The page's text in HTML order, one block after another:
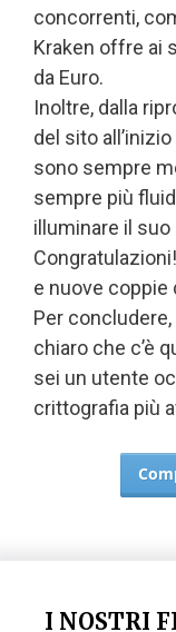
concorrenti,
Kraken offre ai
da Euro.
Inoltre, dalla
del sito
sono sempre
sempre più
illuminare il
e nuove coppie
Per
chiaro che c’è
sei un utente
crittografia più
I NOSTRI